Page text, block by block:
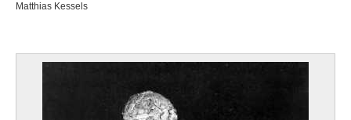
Matthias Kessels